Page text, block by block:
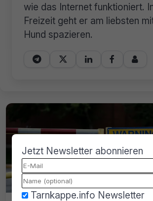
wie das Internet funktioniert.
Freizeit geht er am liebsten
Hund spazieren.
    
Jetzt Newsletter abonnieren
Tarnkappe.info Newsletter